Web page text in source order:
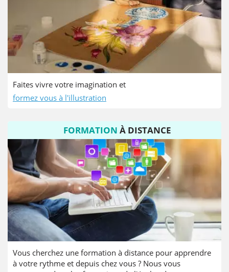
Faites vivre votre imagination et
formez vous à l'illustration
FORMATION À DISTANCE
Vous cherchez une formation à distance pour apprendre
à votre rythme et depuis chez vous ? Nous vous